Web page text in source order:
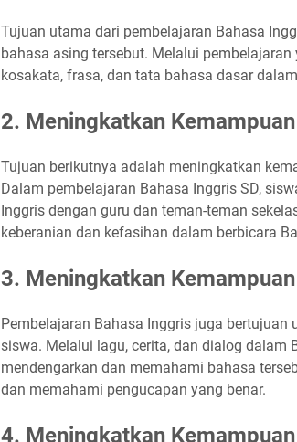
Tujuan utama dari pembelajaran Bahasa
bahasa asing tersebut. Melalui
kosakata, frasa, dan tata bahasa dasar
2. Meningkatkan
Tujuan berikutnya adalah meningkatkan
Dalam pembelajaran Bahasa Inggris SD,
Inggris dengan guru dan teman-teman
keberanian dan kefasihan dalam berbicara
3. Meningkatkan
Pembelajaran Bahasa Inggris juga
siswa. Melalui lagu, cerita, dan dialog dalam
mendengarkan dan memahami bahasa
dan memahami pengucapan yang benar.
4. Meningkatkan